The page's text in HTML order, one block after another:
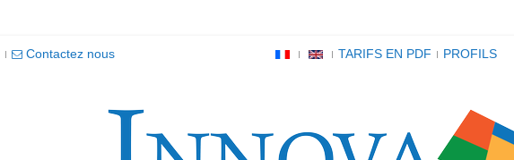
Contactez nous TARIFS EN PDF PROFILS